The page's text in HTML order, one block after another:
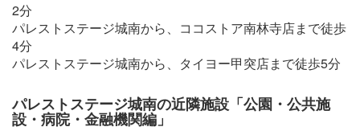
2分
パレストステージ城南から、ココストア南林寺店まで徒歩
4分
パレストステージ城南から、タイヨー甲突店まで徒歩5分
パレストステージ城南の近隣施設「公園・公共施
設・病院・金融機関編」